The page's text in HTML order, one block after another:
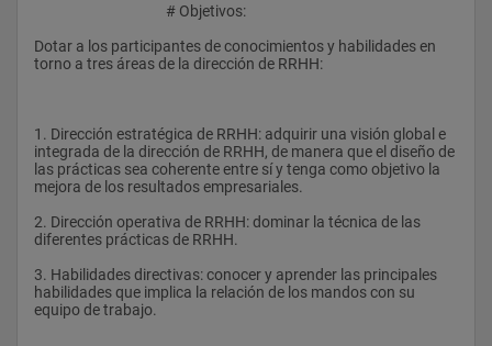
					# Objetivos:
Dotar a los participantes de conocimientos y habilidades en
torno a tres áreas de la dirección de RRHH:
1. Dirección estratégica de RRHH: adquirir una visión global e
integrada de la dirección de RRHH, de manera que el diseño de
las prácticas sea coherente entre sí y tenga como objetivo la
mejora de los resultados empresariales.
2. Dirección operativa de RRHH: dominar la técnica de las
diferentes prácticas de RRHH.
3. Habilidades directivas: conocer y aprender las principales
habilidades que implica la relación de los mandos con su
equipo de trabajo.